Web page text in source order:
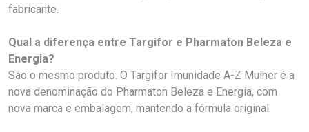
fabricante.
Qual a diferença entre Targifor e Pharmaton Beleza e
Energia?
São o mesmo produto. O Targifor Imunidade A-Z Mulher é a
nova denominação do Pharmaton Beleza e Energia, com
nova marca e embalagem, mantendo a fórmula original.